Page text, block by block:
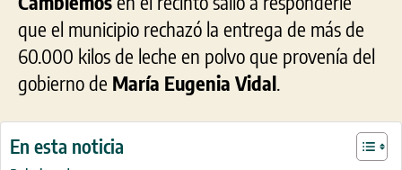
que el municipio rechazó la entrega de más de
60.000 kilos de leche en polvo que provenía del
gobierno de María Eugenia Vidal.
En esta noticia